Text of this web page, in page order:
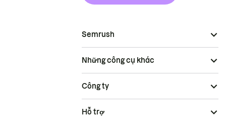
Semrush
Những công cụ khác
Công ty
Hỗ trợ